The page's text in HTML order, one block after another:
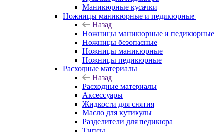
Маникюрные кусачки
Ножницы маникюрные и педикюрные
Назад
Ножницы маникюрные и педикюрные
Ножницы безопасные
Ножницы маникюрные
Ножницы педикюрные
Расходные материалы
Назад
Расходные материалы
Аксессуары
Жидкости для снятия
Масло для кутикулы
Разделители для педикюра
Типсы